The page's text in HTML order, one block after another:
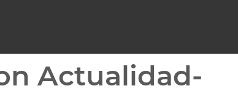
Actualidad-